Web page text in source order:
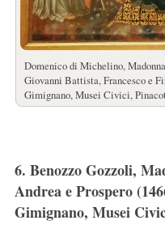
Domenico di Michelino,
Giovanni Battista, Francesco e
Gimignano, Musei Civici,
6. Benozzo Gozzoli,
Andrea e Prospero
Gimignano, Musei